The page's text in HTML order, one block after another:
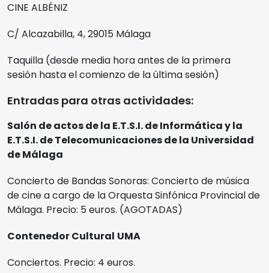
MIFF
Reglamento
Entradas
Polo de Contenidos Digitales
CINE ALBÉNIZ
C/ Alcazabilla, 4, 29015 Málaga
Taquilla (desde media hora antes de la primera
sesión hasta el comienzo de la última sesión)
Entradas para otras actividades:
Salón de actos de la E.T.S.I. de Informática y la
E.T.S.I. de Telecomunicaciones de la Universidad
de Málaga
Concierto de Bandas Sonoras: Concierto de música
de cine a cargo de la Orquesta Sinfónica Provincial de
Málaga. Precio: 5 euros. (AGOTADAS)
Contenedor Cultural UMA
Conciertos. Precio: 4 euros.